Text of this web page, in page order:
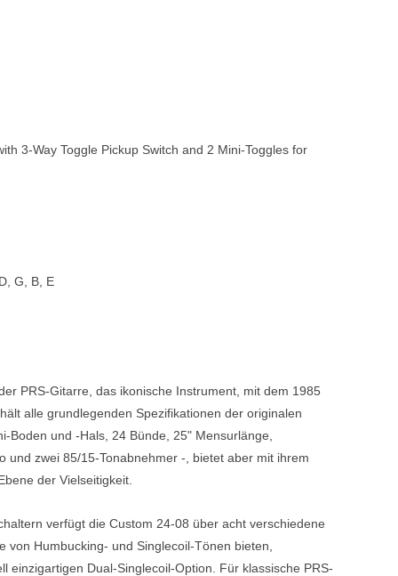
3-Way Toggle Pickup Switch and 2 Mini-Toggles for
G, B, E
PRS-Gitarre, das ikonische Instrument, mit dem 1985
alle grundlegenden Spezifikationen der originalen
Boden und -Hals, 24 Bünde, 25" Mensurlänge,
und zwei 85/15-Tonabnehmer -, bietet aber mit ihrem
der Vielseitigkeit.
verfügt die Custom 24-08 über acht verschiedene
von Humbucking- und Singlecoil-Tönen bieten,
einzigartigen Dual-Singlecoil-Option. Für klassische PRS-